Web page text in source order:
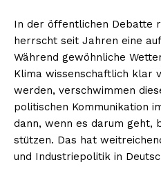
In der öffentlichen Debatte
herrscht seit Jahren eine
Während gewöhnliche
Klima wissenschaftlich klar
werden, verschwimmen
politischen Kommunikation
dann, wenn es darum geht,
stützen. Das hat
und Industriepolitik in